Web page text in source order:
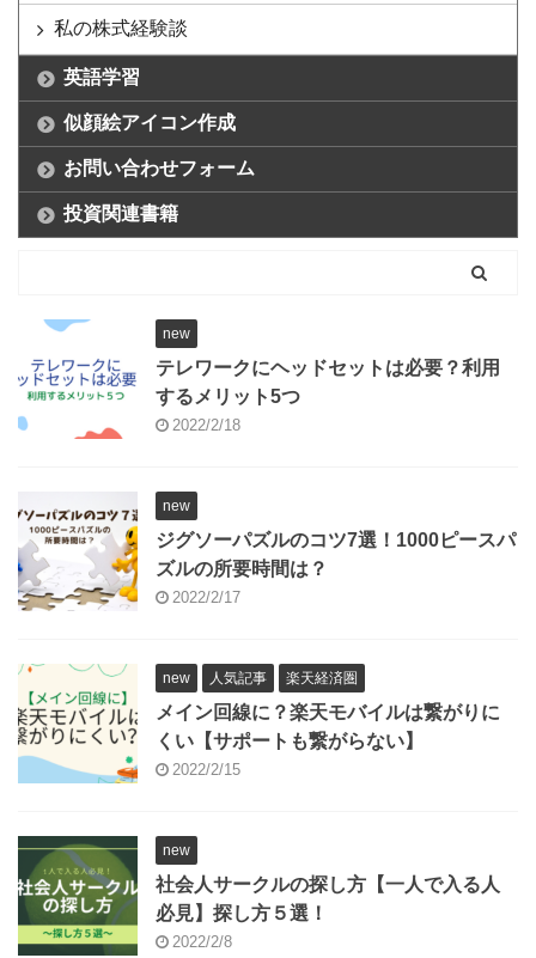
私の株式経験談
英語学習
似顔絵アイコン作成
お問い合わせフォーム
投資関連書籍
new
テレワークにヘッドセットは必要？利用
するメリット5つ
2022/2/18
new
ジグソーパズルのコツ7選！1000ピースパ
ズルの所要時間は？
2022/2/17
new 人気記事 楽天経済圏
メイン回線に？楽天モバイルは繋がりに
くい【サポートも繋がらない】
2022/2/15
new
社会人サークルの探し方【一人で入る人
必見】探し方５選！
2022/2/8